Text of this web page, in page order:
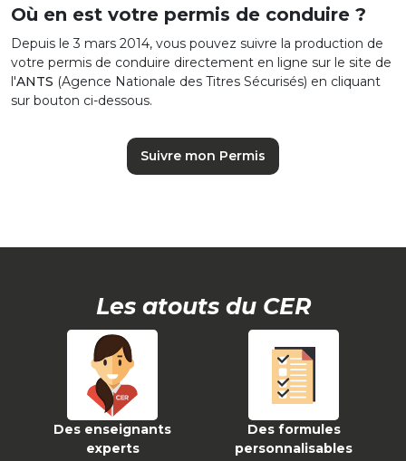
Où en est votre permis de conduire ?
Depuis le 3 mars 2014, vous pouvez suivre la production de
votre permis de conduire directement en ligne sur le site de
l'ANTS (Agence Nationale des Titres Sécurisés) en cliquant
sur bouton ci-dessous.
Suivre mon Permis
Les atouts du CER
Des enseignants
experts
Des formules
personnalisables